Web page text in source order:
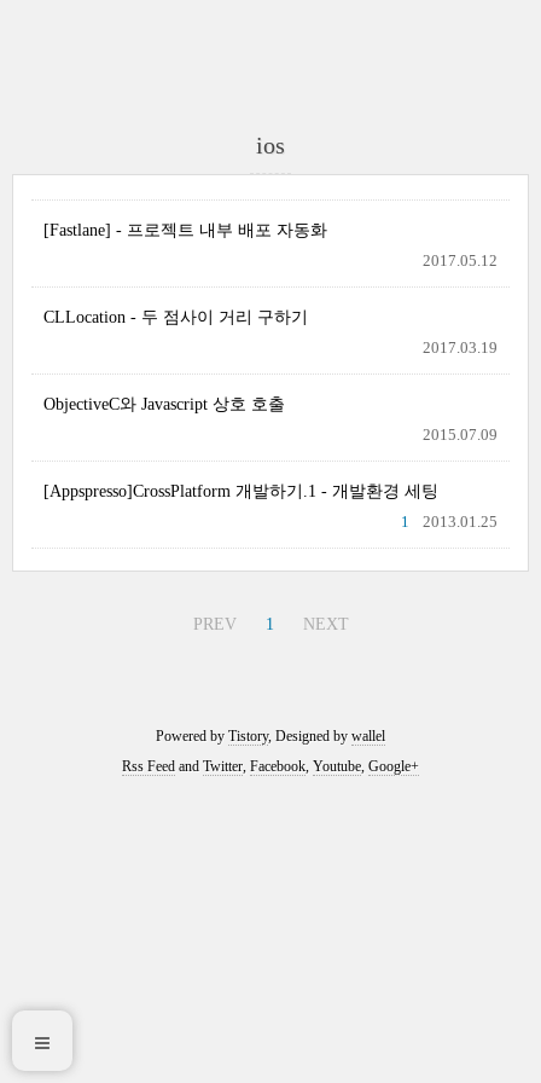
ios
[Fastlane] - 프로젝트 내부 배포 자동화
2017.05.12
CLLocation - 두 점사이 거리 구하기
2017.03.19
ObjectiveC와 Javascript 상호 호출
2015.07.09
[Appspresso]CrossPlatform 개발하기.1 - 개발환경 세팅
2013.01.25
1
PREV 1 NEXT
Powered by Tistory, Designed by wallel
Rss Feed and Twitter, Facebook, Youtube, Google+